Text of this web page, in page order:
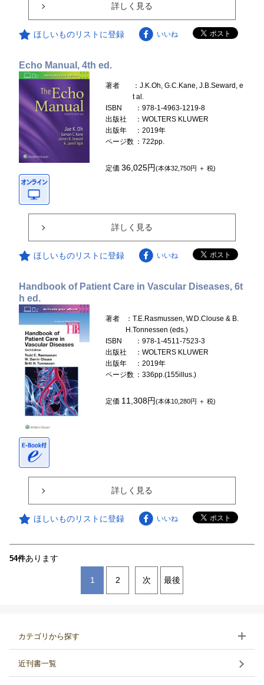
詳しく見る
ほしいものリストに登録 いいね
Echo Manual, 4th ed.
著者
：J.K.Oh, G.C.Kane, J.B.Seward, e
t al.
ISBN
：978-1-4963-1219-8
出版社
：WOLTERS KLUWER
出版年
：2019年
ページ数 ：722pp.
定価36,025円(本体32,750円 ＋ 税)
詳しく見る
ほしいものリストに登録 いいね
Handbook of Patient Care in Vascular Diseases, 6t
h ed.
著者
：T.E.Rasmussen, W.D.Clouse & B.
H.Tonnessen (eds.)
ISBN
：978-1-4511-7523-3
出版社
：WOLTERS KLUWER
出版年
：2019年
ページ数 ：336pp.(155illus.)
定価 11,308円(本体10,280円 ＋ 税)
詳しく見る
ほしいものリストに登録 いいね
54件あります
1 2 次 最後
カテゴリから探す
近刊書一覧